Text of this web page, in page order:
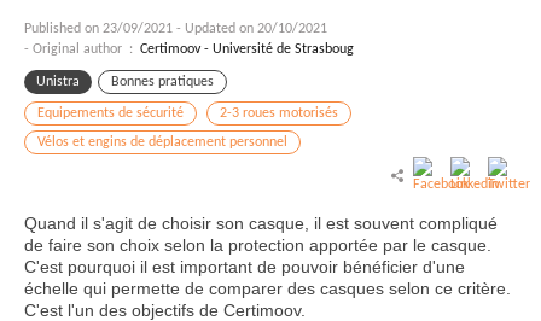
Published on 23/09/2021 - Updated on 20/10/2021
- Original author : Certimoov - Université de Strasboug
Unistra Bonnes pratiques
Equipements de sécurité
2-3 roues motorisés
Vélos et engins de déplacement personnel
Quand il s'agit de choisir son casque, il est souvent compliqué
de faire son choix selon la protection apportée par le casque.
C'est pourquoi il est important de pouvoir bénéficier d'une
échelle qui permette de comparer des casques selon ce critère.
C'est l'un des objectifs de Certimoov.